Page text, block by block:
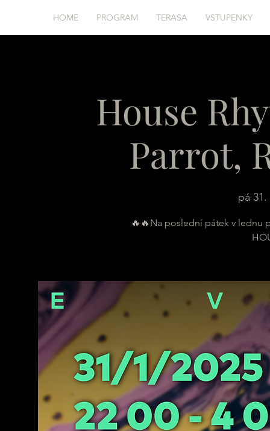
HOME PROGRAM TERASA VSTUPENKY
House
Parrot,
pá 31.
🔥🔥Na poslední pátek v lednu